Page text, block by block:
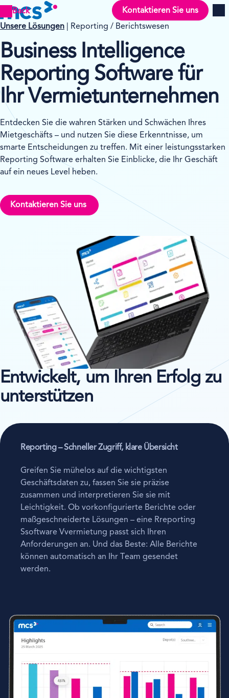
Back Kontaktieren Sie uns
Unsere Lösungen | Reporting / Berichtswesen
Business Intelligence
Reporting Software für
Ihr Vermietunternehmen
Entdecken Sie die wahren Stärken und Schwächen Ihres
Mietgeschäfts – und nutzen Sie diese Erkenntnisse, um
smarte Entscheidungen zu treffen. Mit einer leistungsstarken
Reporting Software erhalten Sie Einblicke, die Ihr Geschäft
auf ein neues Level heben.
Kontaktieren Sie uns
Entwickelt, um Ihren Erfolg zu
unterstützen
Reporting – Schneller Zugriff, klare Übersicht
Greifen Sie mühelos auf die wichtigsten
Geschäftsdaten zu, fassen Sie sie präzise
zusammen und interpretieren Sie sie mit
Leichtigkeit. Ob vorkonfigurierte Berichte oder
maßgeschneiderte Lösungen – eine Rreporting
Ssoftware Vvermietung passt sich Ihren
Anforderungen an. Und das Beste: Alle Berichte
können automatisch an Ihr Team gesendet
werden.